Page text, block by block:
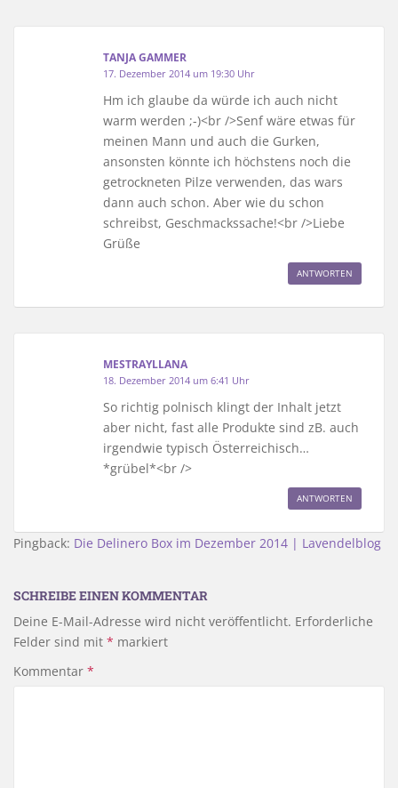
TANJA GAMMER
17. Dezember 2014 um 19:30 Uhr
Hm ich glaube da würde ich auch nicht
warm werden ;-)<br />Senf wäre etwas für
meinen Mann und auch die Gurken,
ansonsten könnte ich höchstens noch die
getrockneten Pilze verwenden, das wars
dann auch schon. Aber wie du schon
schreibst, Geschmackssache!<br />Liebe
Grüße
ANTWORTEN
MESTRAYLLANA
18. Dezember 2014 um 6:41 Uhr
So richtig polnisch klingt der Inhalt jetzt
aber nicht, fast alle Produkte sind zB. auch
irgendwie typisch Österreichisch…
*grübel*<br />
ANTWORTEN
Pingback: Die Delinero Box im Dezember 2014 | Lavendelblog
SCHREIBE EINEN KOMMENTAR
Deine E-Mail-Adresse wird nicht veröffentlicht. Erforderliche
Felder sind mit * markiert
Kommentar *